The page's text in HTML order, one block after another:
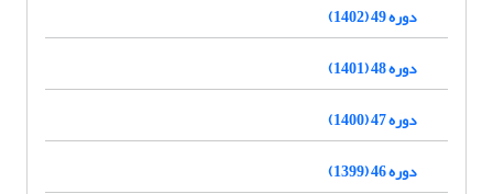
دوره 49 (1402)
دوره 48 (1401)
دوره 47 (1400)
دوره 46 (1399)